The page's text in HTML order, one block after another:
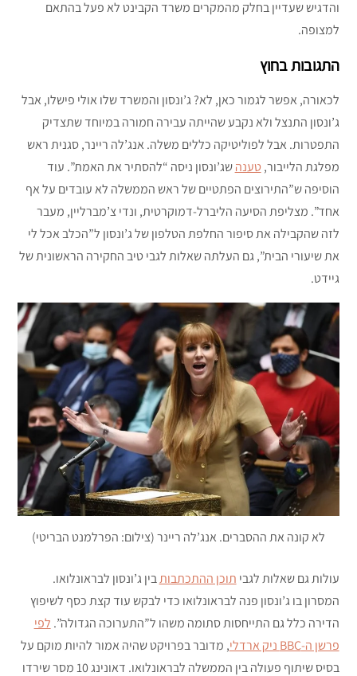
והדגיש שעדיין בחלק מהמקרים משרד הקבינט לא פעל בהתאם
למצופה.
התגובות בחוץ
לכאורה, אפשר לגמור כאן, לא? ג’ונסון והמשרד שלו אולי פישלו, אבל
ג’ונסון התנצל ולא נקבע שהייתה עבירה חמורה במיוחד שתצדיק
התפטרות. אבל לפוליטיקה כללים משלה. אנג’לה ריינר, סגנית ראש
מפלגת הלייבור,טענהשג’ונסון ניסה “להסתיר את האמת”. עוד
הוסיפה ש”התירוצים הפתטיים של ראש הממשלה לא עובדים על אף
אחד”. מצליפת הסיעה הליברל-דמוקרטית, ונדי צ’מברליין, מעבר
לזה שהקבילה את סיפור החלפת הטלפון של ג’ונסון ל”הכלב אכל לי
את שיעורי הבית”, גם העלתה שאלות לגבי טיב החקירה הראשונית של
גיידט.
לא קונה את ההסברים. אנג’לה ריינר (צילום: הפרלמנט הבריטי)
עולות גם שאלות לגבי תוכן ההתכתבותבין ג’ונסון לבראונלואו.
המסרון בו ג’ונסון פנה לבראונלואו כדי לבקש עוד קצת כסף לשיפוץ
הדירה כלל גם התייחסות סתומה משהו ל”התערוכה הגדולה”. לפי
פרשן ה-BBC ניק ארדלי
, מדובר בפרויקט שהיה אמור להיות מוקם על
בסיס שיתוף פעולה בין הממשלה לבראונלואו. דאונינג 10 מסר שירדו